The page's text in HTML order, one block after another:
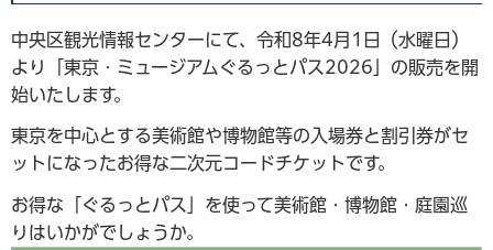
中央区観光情報センターにて、令和8年4月1日（水曜日）
より「東京・ミュージアムぐるっとパス2026」の販売を開
始いたします。
東京を中心とする美術館や博物館等の入場券と割引券がセ
ットになったお得な二次元コードチケットです。
お得な「ぐるっとパス」を使って美術館・博物館・庭園巡
りはいかがでしょうか。